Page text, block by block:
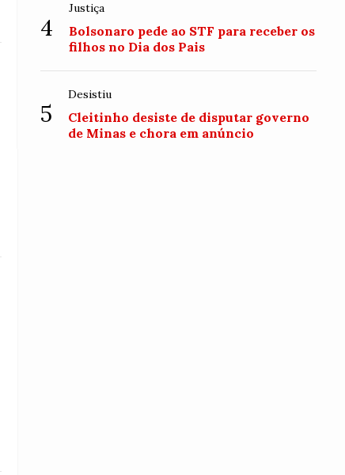
4
Justiça
Bolsonaro pede ao STF para receber os
filhos no Dia dos Pais
5
Desistiu
Cleitinho desiste de disputar governo
de Minas e chora em anúncio